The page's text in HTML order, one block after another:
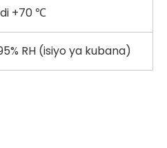
+70 ℃
RH (isiyo ya kubana)